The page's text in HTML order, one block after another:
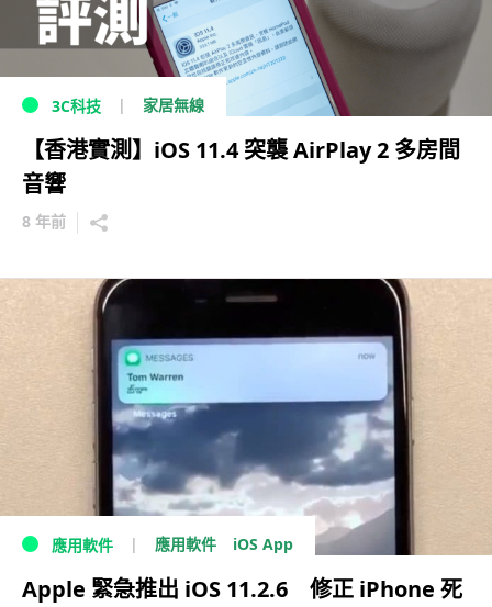
3C科技 家居無線
【香港實測】iOS 11.4 突襲 AirPlay 2 多房間
音響
8 年前
應用軟件 應用軟件 iOS App
Apple 緊急推出 iOS 11.2.6 修正 iPhone 死